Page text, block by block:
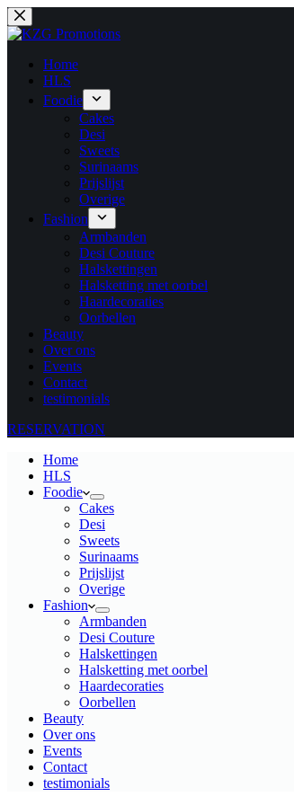
Ga
naar
inhoudHome
HLS
Foodie
Cakes
Desi
Sweets
Surinaams
Prijslijst
Overige
Fashion
Armbanden
Desi Couture
Halskettingen
Halsketting met oorbel
Haardecoraties
Oorbellen
Beauty
Over ons
Events
Contact
testimonials
RESERVATION
Home
HLS
Foodie
Cakes
Desi
Sweets
Surinaams
Prijslijst
Overige
Fashion
Armbanden
Desi Couture
Halskettingen
Halsketting met oorbel
Haardecoraties
Oorbellen
Beauty
Over ons
Events
Contact
testimonials